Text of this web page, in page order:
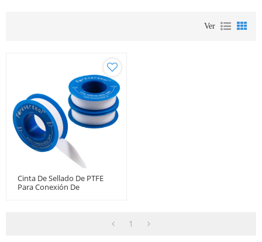
Ver
Cinta De Sellado De PTFE
Para Conexión De
1